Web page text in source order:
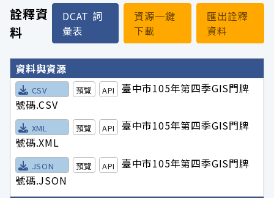
詮釋資
料
DCAT 詞
彙表
資源一鍵
下載
匯出詮釋
資料
詮釋資料詳細內容
資料與資源
CSV 預覽 API
臺中市105年第四季GIS門牌
號碼.CSV
XML 預覽 API
臺中市105年第四季GIS門牌
號碼.XML
JSON 預覽 API
臺中市105年第四季GIS門牌
號碼.JSON